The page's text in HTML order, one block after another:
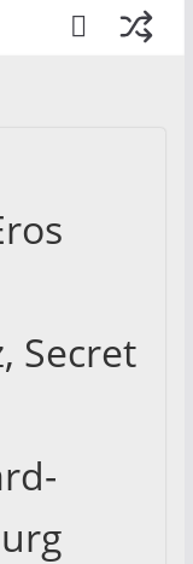
Secret